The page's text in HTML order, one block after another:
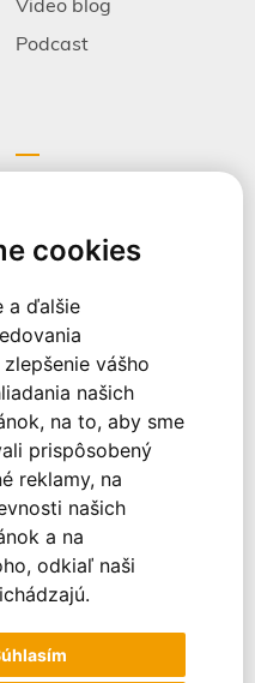
cookies
a ďalšie
vášho
našich
na to, aby sme
prispôsobený
reklamy, na
našich
a na
odkiaľ naši
Podcast
Pracovné príležitosti
Všeobecné zmluvné
podmienky
Alternatívne riešenie
sporov
Spracovanie osobných
údajov
Travel, s.r.o. Všetky práva
vyhradené.